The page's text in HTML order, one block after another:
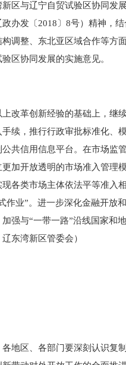
与辽宁自贸试验区协同发展
办发〔2018〕8号）精神，
调整、东北亚区域合作等方
区协同发展的实施意见。
革创新经验的基础上，继续
续，推行行政审批标准化、
共信用信息平台。在市场监
加开放透明的市场准入管理
各类市场主体依法平等准入
作业”。进一步深化金融开放
强与“一带一路”沿线国家和
东湾新区管委会）
区、各部门要深刻认识复制